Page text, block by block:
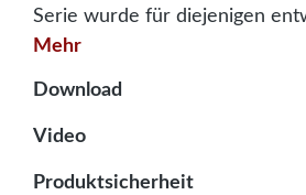
Serie wurde für diejenigen
Mehr
Download
Video
Produktsicherheit